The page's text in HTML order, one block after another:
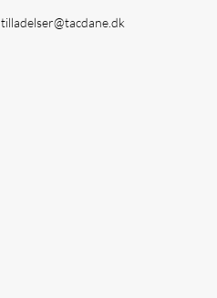
tilladelser@tacdane.dk